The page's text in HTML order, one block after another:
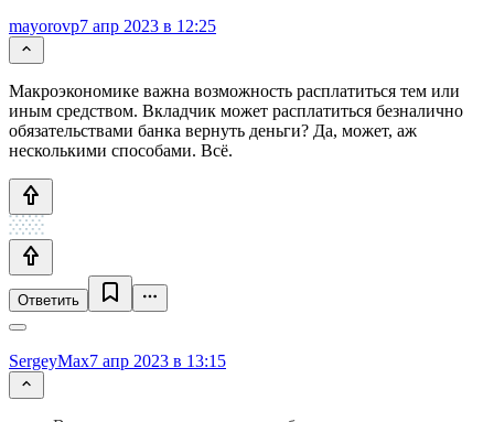
mayorovp7 апр 2023 в 12:25
Макроэкономике важна возможность расплатиться тем или
иным средством. Вкладчик может расплатиться безналично
обязательствами банка вернуть деньги? Да, может, аж
несколькими способами. Всё.
Ответить
SergeyMax7 апр 2023 в 13:15